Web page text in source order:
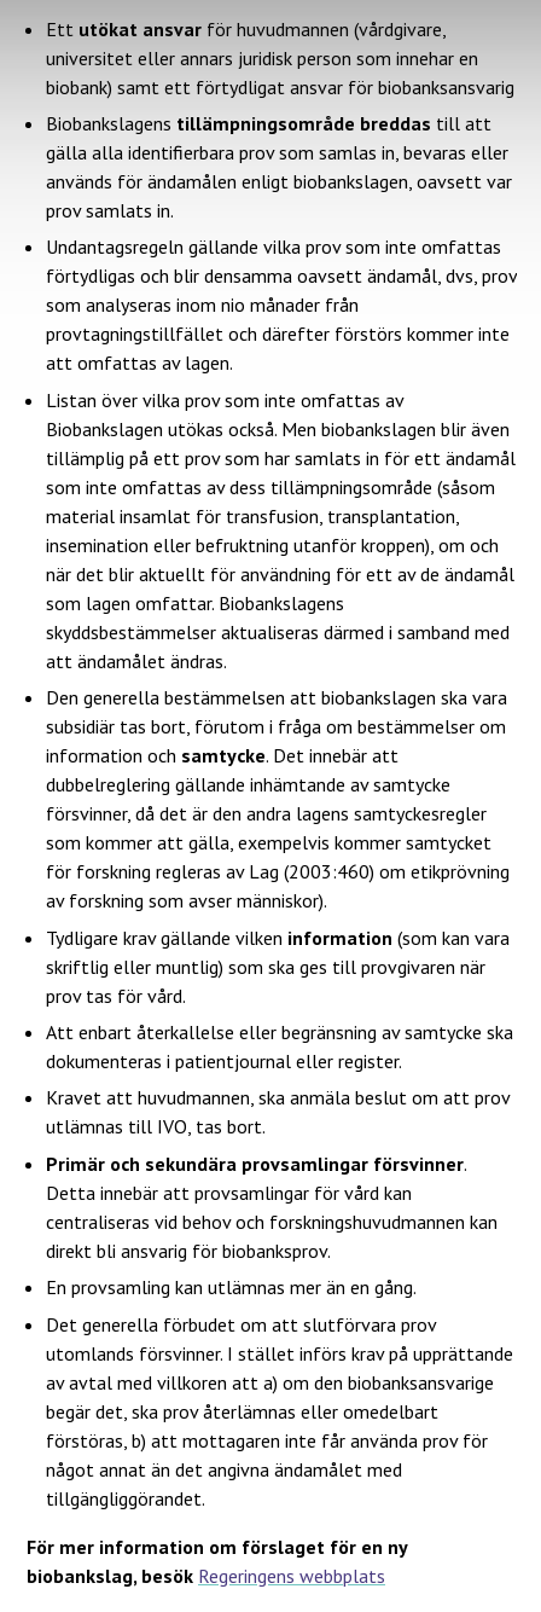
Ett utökat ansvar för huvudmannen (vårdgivare,
universitet eller annars juridisk person som innehar en
biobank) samt ett förtydligat ansvar för biobanksansvarig
Biobankslagens tillämpningsområde breddas till att
gälla alla identifierbara prov som samlas in, bevaras eller
används för ändamålen enligt biobankslagen, oavsett var
prov samlats in.
Undantagsregeln gällande vilka prov som inte omfattas
förtydligas och blir densamma oavsett ändamål, dvs, prov
som analyseras inom nio månader från
provtagningstillfället och därefter förstörs kommer inte
att omfattas av lagen.
Listan över vilka prov som inte omfattas av
Biobankslagen utökas också. Men biobankslagen blir även
tillämplig på ett prov som har samlats in för ett ändamål
som inte omfattas av dess tillämpningsområde (såsom
material insamlat för transfusion, transplantation,
insemination eller befruktning utanför kroppen), om och
när det blir aktuellt för användning för ett av de ändamål
som lagen omfattar. Biobankslagens
skyddsbestämmelser aktualiseras därmed i samband med
att ändamålet ändras.
Den generella bestämmelsen att biobankslagen ska vara
subsidiär tas bort, förutom i fråga om bestämmelser om
information och samtycke. Det innebär att
dubbelreglering gällande inhämtande av samtycke
försvinner, då det är den andra lagens samtyckesregler
som kommer att gälla, exempelvis kommer samtycket
för forskning regleras av Lag (2003:460) om etikprövning
av forskning som avser människor).
Tydligare krav gällande vilken information (som kan vara
skriftlig eller muntlig) som ska ges till provgivaren när
prov tas för vård.
Att enbart återkallelse eller begränsning av samtycke ska
dokumenteras i patientjournal eller register.
Kravet att huvudmannen, ska anmäla beslut om att prov
utlämnas till IVO, tas bort.
Primär och sekundära provsamlingar försvinner.
Detta innebär att provsamlingar för vård kan
centraliseras vid behov och forskningshuvudmannen kan
direkt bli ansvarig för biobanksprov.
En provsamling kan utlämnas mer än en gång.
Det generella förbudet om att slutförvara prov
utomlands försvinner. I stället införs krav på upprättande
av avtal med villkoren att a) om den biobanksansvarige
begär det, ska prov återlämnas eller omedelbart
förstöras, b) att mottagaren inte får använda prov för
något annat än det angivna ändamålet med
tillgängliggörandet.
För mer information om förslaget för en ny
biobankslag, besök Regeringens webbplats